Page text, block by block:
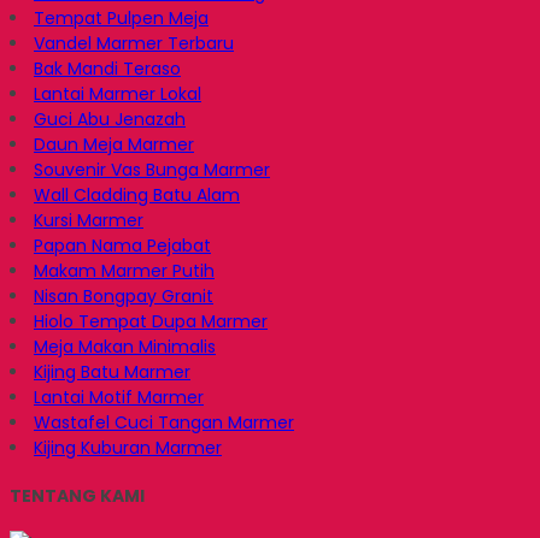
Tempat Pulpen Meja
Vandel Marmer Terbaru
Bak Mandi Teraso
Lantai Marmer Lokal
Guci Abu Jenazah
Daun Meja Marmer
Souvenir Vas Bunga Marmer
Wall Cladding Batu Alam
Kursi Marmer
Papan Nama Pejabat
Makam Marmer Putih
Nisan Bongpay Granit
Hiolo Tempat Dupa Marmer
Meja Makan Minimalis
Kijing Batu Marmer
Lantai Motif Marmer
Wastafel Cuci Tangan Marmer
Kijing Kuburan Marmer
TENTANG KAMI